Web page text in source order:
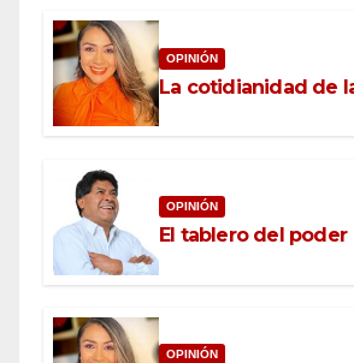
OPINIÓN
La cotidianidad de
OPINIÓN
El tablero del poder
OPINIÓN